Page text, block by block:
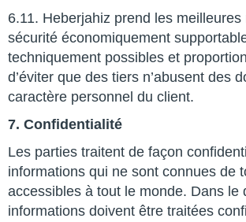
6.11. Heberjahiz prend les meilleures
sécurité économiquement
techniquement possibles et
d’éviter que des tiers n’abusent des
caractère personnel du client.
7. Confidentialité
Les parties traitent de façon
informations qui ne sont connues de
accessibles à tout le monde. Dans le
informations doivent être traitées